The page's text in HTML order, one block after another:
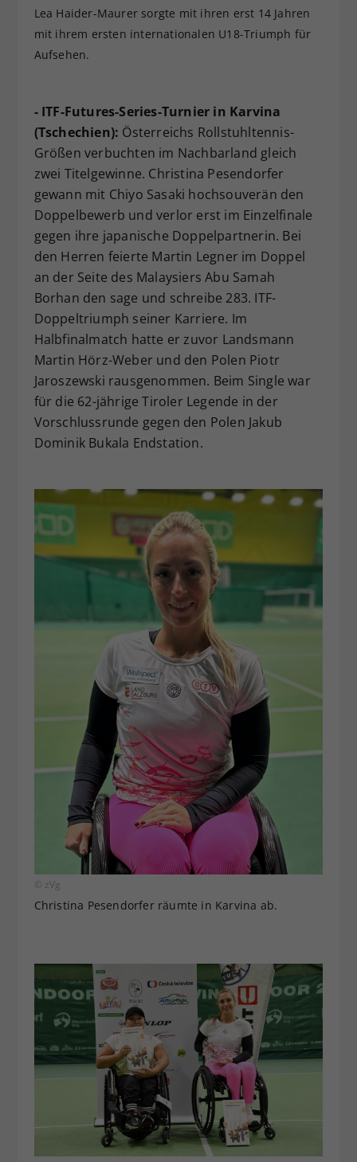
Lea Haider-Maurer sorgte mit ihren erst 14 Jahren
mit ihrem ersten internationalen U18-Triumph für
Aufsehen.
- ITF-Futures-Series-Turnier in Karvina
(Tschechien): Österreichs Rollstuhltennis-
Größen verbuchten im Nachbarland gleich
zwei Titelgewinne. Christina Pesendorfer
gewann mit Chiyo Sasaki hochsouverän den
Doppelbewerb und verlor erst im Einzelfinale
gegen ihre japanische Doppelpartnerin. Bei
den Herren feierte Martin Legner im Doppel
an der Seite des Malaysiers Abu Samah
Borhan den sage und schreibe 283. ITF-
Doppeltriumph seiner Karriere. Im
Halbfinalmatch hatte er zuvor Landsmann
Martin Hörz-Weber und den Polen Piotr
Jaroszewski rausgenommen. Beim Single war
für die 62-jährige Tiroler Legende in der
Vorschlussrunde gegen den Polen Jakub
Dominik Bukala Endstation.
© zVg
Christina Pesendorfer räumte in Karvina ab.